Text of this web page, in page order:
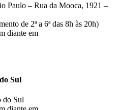
Paulo – Rua da Mooca, 1921 –
de 2ª a 6ª das 8h às 20h)
diante em
Sul
do Sul